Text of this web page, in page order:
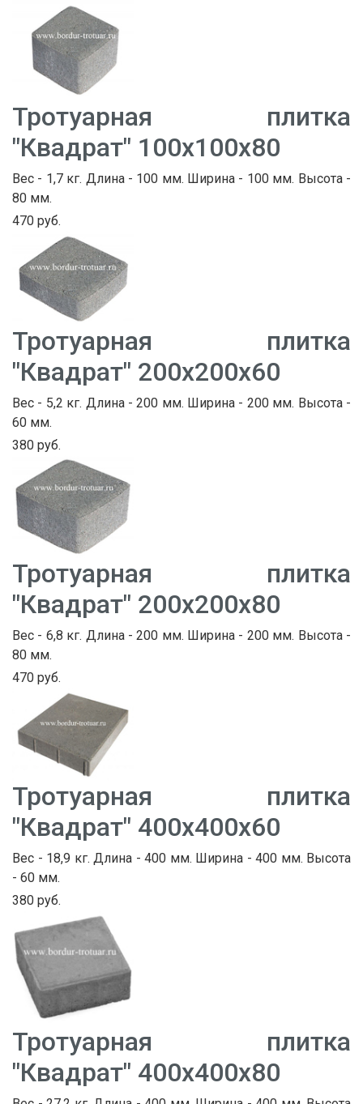
Тротуарная плитка
"Квадрат" 100х100х80
Вес - 1,7 кг. Длина - 100 мм. Ширина - 100 мм. Высота -
80 мм.
470 руб.
Тротуарная плитка
"Квадрат" 200х200х60
Вес - 5,2 кг. Длина - 200 мм. Ширина - 200 мм. Высота -
60 мм.
380 руб.
Тротуарная плитка
"Квадрат" 200х200х80
Вес - 6,8 кг. Длина - 200 мм. Ширина - 200 мм. Высота -
80 мм.
470 руб.
Тротуарная плитка
"Квадрат" 400х400х60
Вес - 18,9 кг. Длина - 400 мм. Ширина - 400 мм. Высота
- 60 мм.
380 руб.
Тротуарная плитка
"Квадрат" 400х400х80